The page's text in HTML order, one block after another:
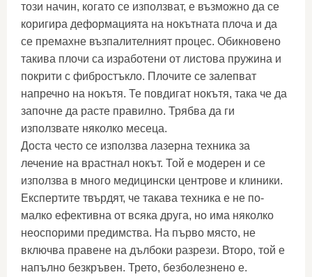
този начин, когато се използват, е възможно да се
коригира деформацията на нокътната плоча и да
се премахне възпалителният процес. Обикновено
такива плочи са изработени от листова пружина и
покрити с фибростъкло. Плочите се залепват
напречно на нокътя. Те повдигат нокътя, така че да
започне да расте правилно. Трябва да ги
използвате няколко месеца.
Доста често се използва лазерна техника за
лечение на врастнал нокът. Той е модерен и се
използва в много медицински центрове и клиники.
Експертите твърдят, че такава техника е не по-
малко ефективна от всяка друга, но има няколко
неоспорими предимства. На първо място, не
включва правене на дълбоки разрези. Второ, той е
напълно безкръвен. Трето, безболезнено е.